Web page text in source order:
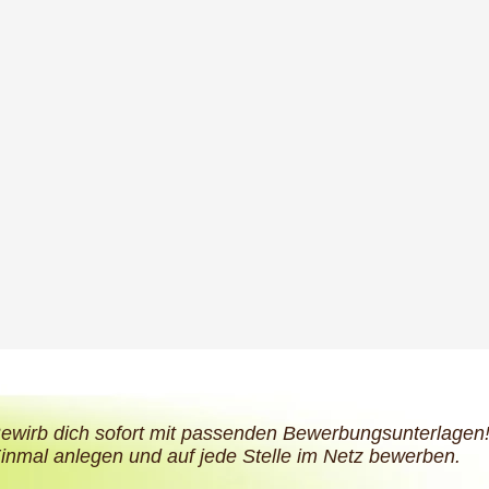
dich sofort mit passenden Bewerbungsunterlagen!
anlegen und auf jede Stelle im Netz bewerben.